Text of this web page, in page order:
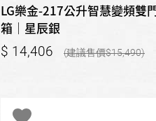
LG樂金-217公升智慧變頻雙
箱｜星辰銀
14,406 15,490